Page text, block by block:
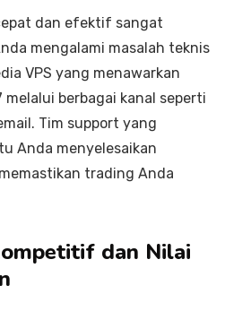
dan efektif sangat
mengalami masalah teknis
VPS yang menawarkan
berbagai kanal seperti
Tim support yang
Anda menyelesaikan
trading Anda
dan Nilai